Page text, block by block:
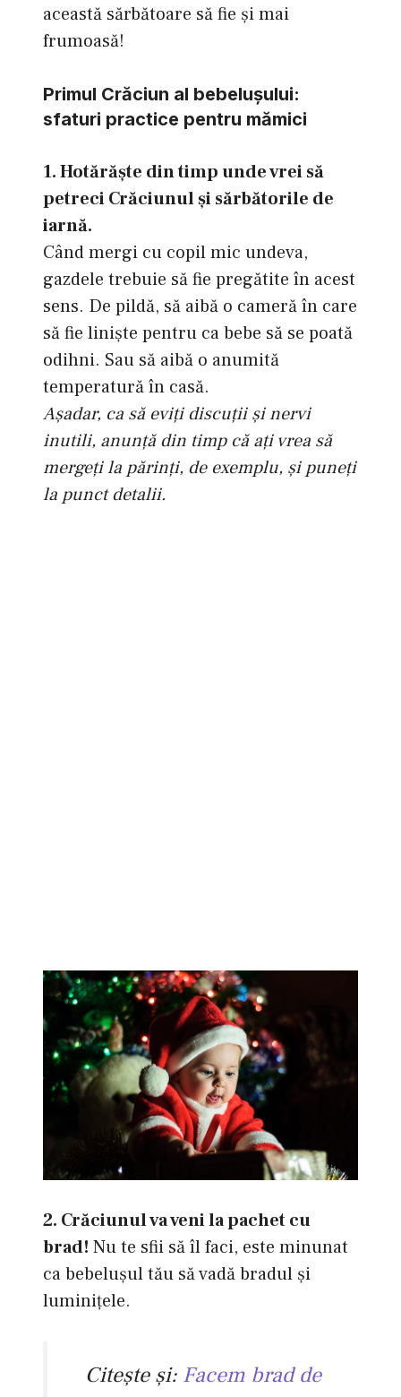
această sărbătoare să fie şi mai
frumoasă!
Primul Crăciun al bebeluşului:
sfaturi practice pentru mămici
1. Hotărăşte din timp unde vrei să
petreci Crăciunul şi sărbătorile de
iarnă.
Când mergi cu copil mic undeva,
gazdele trebuie să fie pregătite în acest
sens. De pildă, să aibă o cameră în care
să fie linişte pentru ca bebe să se poată
odihni. Sau să aibă o anumită
temperatură în casă.
Aşadar, ca să eviţi discuţii şi nervi
inutili, anunţă din timp că aţi vrea să
mergeţi la părinţi, de exemplu, şi puneţi
la punct detalii.
2. Crăciunul va veni la pachet cu
brad! Nu te sfii să îl faci, este minunat
ca bebeluşul tău să vadă bradul şi
luminiţele.
Citeşte şi: Facem brad de